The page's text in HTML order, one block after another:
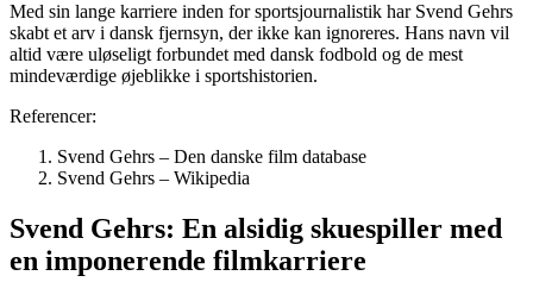
Med sin lange karriere inden for sportsjournalistik har Svend Gehrs
skabt et arv i dansk fjernsyn, der ikke kan ignoreres. Hans navn vil
altid være uløseligt forbundet med dansk fodbold og de mest
mindeværdige øjeblikke i sportshistorien.
Referencer:
Svend Gehrs – Den danske film database
Svend Gehrs – Wikipedia
Svend Gehrs: En alsidig skuespiller med
en imponerende filmkarriere